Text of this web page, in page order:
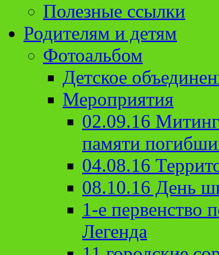
Полезные ссылки
Родителям и детям
Фотоальбом
Детское
Мероприятия
02.09.16
памяти
04.08.16
08.10.16 День
1-е первенство
Легенда